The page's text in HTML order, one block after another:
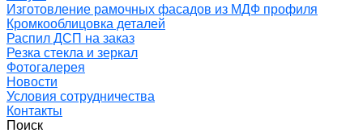
Изготовление рамочных фасадов из МДФ профиля
Кромкооблицовка деталей
Распил ДСП на заказ
Резка стекла и зеркал
Фотогалерея
Новости
Условия сотрудничества
Контакты
Поиск